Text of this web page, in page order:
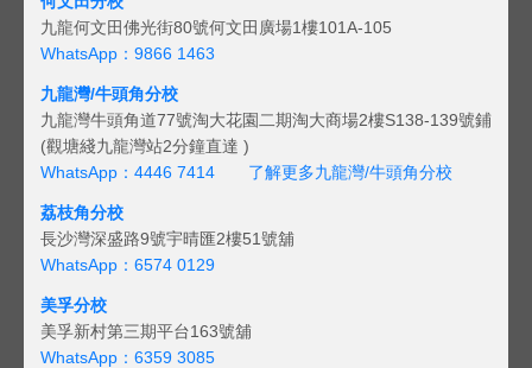
九龍何文田佛光街80號何文田廣場1樓101A-105
WhatsApp：9866 1463
九龍灣/牛頭角分校
九龍灣牛頭角道77號淘大花園二期淘大商場2樓S138-139號鋪
(觀塘綫九龍灣站2分鐘直達 )
WhatsApp：4446 7414
了解更多九龍灣/牛頭角分校
荔枝角分校
長沙灣深盛路9號宇晴匯2樓51號舖
WhatsApp：6574 0129
美孚分校
美孚新村第三期平台163號舖
WhatsApp：6359 3085